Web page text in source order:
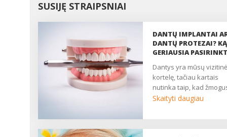
SUSIJĘ STRAIPSNIAI
DANTŲ IMPLANTAI
DANTŲ PROTEZAI? KĄ
GERIAUSIA
dantys yra mūsų vizitinė
kortelę, tačiau kartais
nutinka taip, kad
Skaityti daugiau